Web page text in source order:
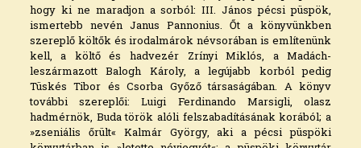
hogy ki ne maradjon a sorból: III. János pécsi püspök,
ismertebb nevén Janus Pannonius. Őt a könyvünkben
szereplő költők és irodalmárok névsorában is említenünk
kell, a költő és hadvezér Zrínyi Miklós, a Madách-
leszármazott Balogh Károly, a legújabb korból pedig
Tüskés Tibor és Csorba Győző társaságában. A könyv
további szereplői: Luigi Ferdinando Marsigli, olasz
hadmérnök, Buda török alóli felszabadításának korából; a
»zseniális őrült« Kalmár György, aki a pécsi püspöki